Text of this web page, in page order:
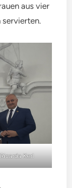
aus vier
servierten.
Kerl